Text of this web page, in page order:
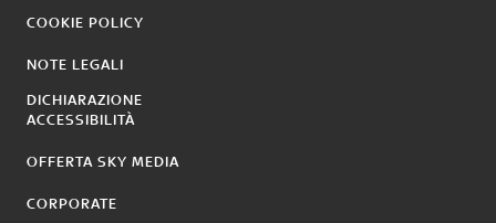
COOKIE POLICY
NOTE LEGALI
DICHIARAZIONE
ACCESSIBILITÀ
OFFERTA SKY MEDIA
CORPORATE